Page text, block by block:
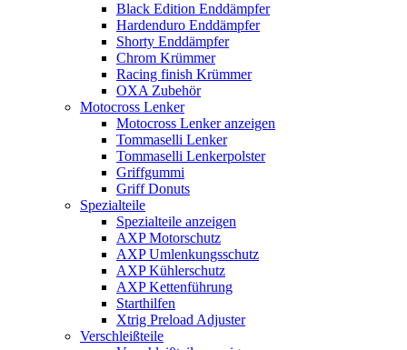
Black Edition Enddämpfer
Hardenduro Enddämpfer
Shorty Enddämpfer
Chrom Krümmer
Racing finish Krümmer
OXA Zubehör
Motocross Lenker
Motocross Lenker anzeigen
Tommaselli Lenker
Tommaselli Lenkerpolster
Griffgummi
Griff Donuts
Spezialteile
Spezialteile anzeigen
AXP Motorschutz
AXP Umlenkungsschutz
AXP Kühlerschutz
AXP Kettenführung
Starthilfen
Xtrig Preload Adjuster
Verschleißteile